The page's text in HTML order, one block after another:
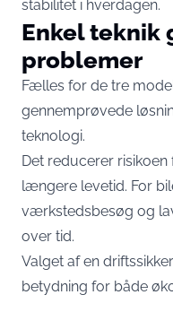
stabilitet i hverdagen.
Enkel teknik
problemer
Fælles for de tre
gennemprøvede
teknologi.
Det reducerer
længere levetid. For
værkstedsbesøg og
over tid.
Valget af en
betydning for både